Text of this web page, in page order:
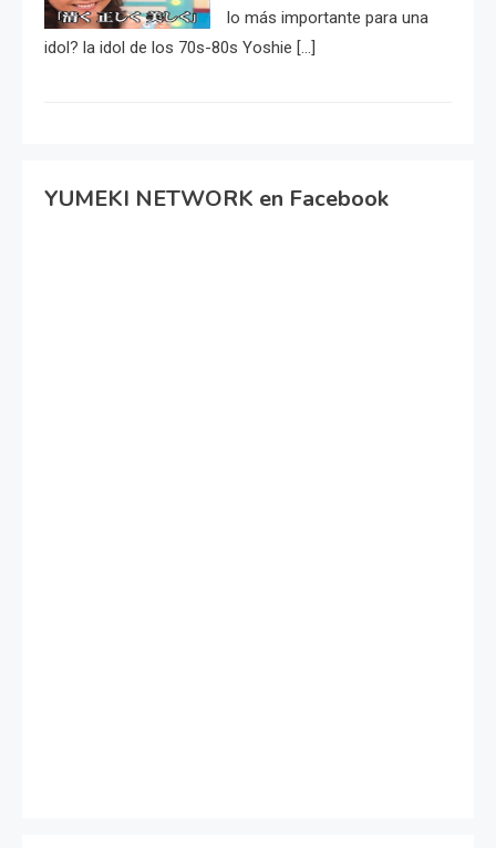
lo más importante para una
idol? la idol de los 70s-80s Yoshie […]
YUMEKI NETWORK en Facebook